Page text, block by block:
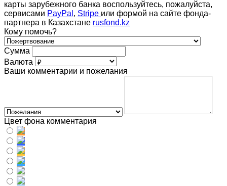
карты зарубежного банка воспользуйтесь, пожалуйста,
сервисами PayPal , Stripe или формой на сайте фонда-
партнера в Казахстане rusfond.kz
Кому помочь?
Сумма
Валюта
Ваши комментарии и пожелания
Цвет фона комментария